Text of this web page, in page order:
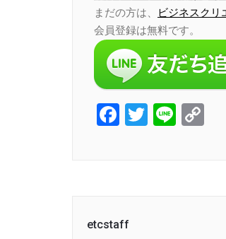
まだの方は、
ビジネスクリ
会員登録は無料です。
Facebook
Twitter
Line
etcstaff